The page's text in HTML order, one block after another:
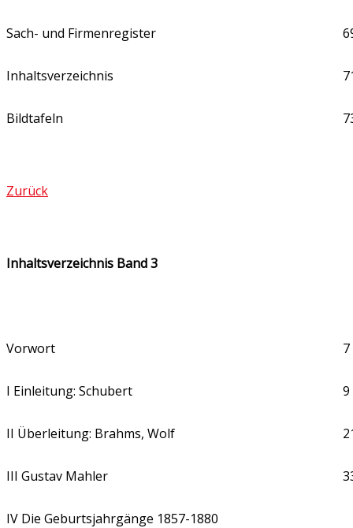
Sach- und Firmenregister
Inhaltsverzeichnis
Bildtafeln
Zurück
Inhaltsverzeichnis Band 3
Vorwort 7
I Einleitung: Schubert 9
II Überleitung: Brahms, Wolf
III Gustav Mahler
IV Die Geburtsjahrgänge 1857-1880